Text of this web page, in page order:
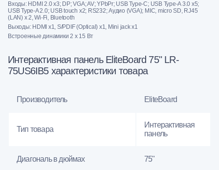
Входы: HDMI 2.0 x3; DP; VGA; AV; YPbPr; USB Type-C; USB Type-A 3.0 x5;
USB Type-A 2.0; USB touch x2; RS232; Аудио (VGA); MIC, micro SD, RJ45
(LAN) x 2, Wi-Fi, Bluetooth
Выходы: HDMI x1, S/PDIF (Optical) x1, Mini jack x1
Встроенные динамики 2 x 15 Вт
Интерактивная панель EliteBoard 75" LR-
75US6IB5 характеристики товара
Производитель EliteBoard
Тип товара
Интерактивная
панель
Диагональ в дюймах 75"